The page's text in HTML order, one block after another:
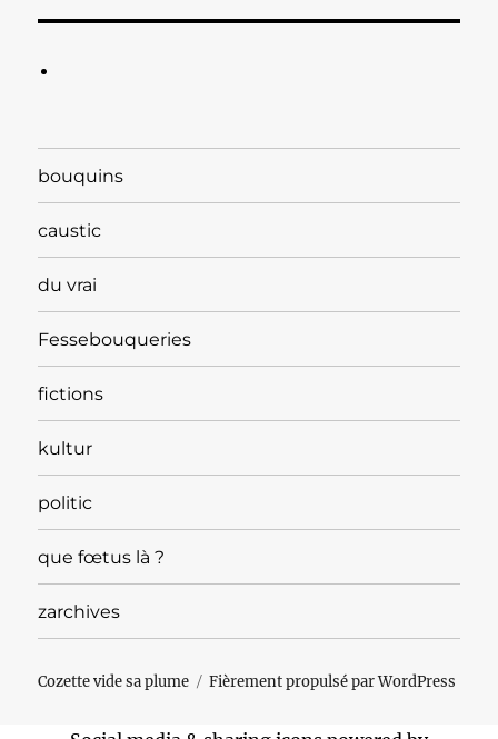
bouquins
caustic
du vrai
Fessebouqueries
fictions
kultur
politic
que fœtus là ?
zarchives
Cozette vide sa plume Fièrement propulsé par WordPress